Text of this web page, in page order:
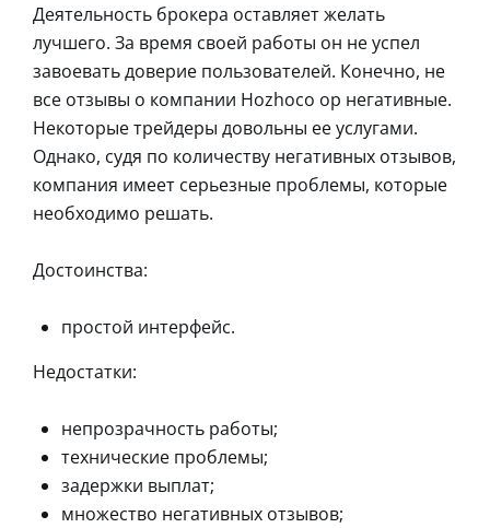
Деятельность брокера оставляет желать
лучшего. За время своей работы он не успел
завоевать доверие пользователей. Конечно, не
все отзывы о компании Hozhoco op негативные.
Некоторые трейдеры довольны ее услугами.
Однако, судя по количеству негативных отзывов,
компания имеет серьезные проблемы, которые
необходимо решать.
Достоинства:
простой интерфейс.
Недостатки:
непрозрачность работы;
технические проблемы;
задержки выплат;
множество негативных отзывов;